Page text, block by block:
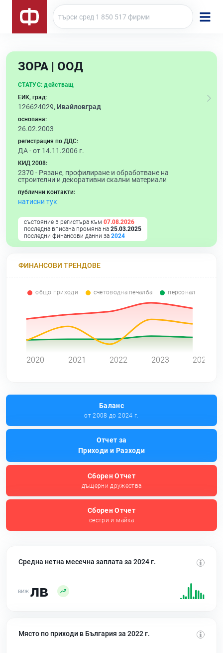
ЗОРА | ООД
СТАТУС: действащ
ЕИК, град:
126624029, Ивайловград
основана:
26.02.2003
регистрация по ДДС:
ДА - от 14.11.2006 г.
КИД 2008:
2370 - Рязане, профилиране и обработване на
строителни и декоративни скални материали
публични контакти:
натисни тук
състояние в регистъра към 07.08.2026
последна вписана промяна на 25.03.2025
последни финансови данни за 2024
ФИНАНСОВИ ТРЕНДОВЕ
общо приходи счетоводна печалба персонал
2020 2021 2022 2023 2024
Баланс
от 2008 до 2024 г.
Отчет за
Приходи и Разходи
Сборен Отчет
дъщерни дружества
Сборен Отчет
сестри и майка
Средна нетна месечна заплата за 2024 г.
лв
Място по приходи в България за 2022 г.